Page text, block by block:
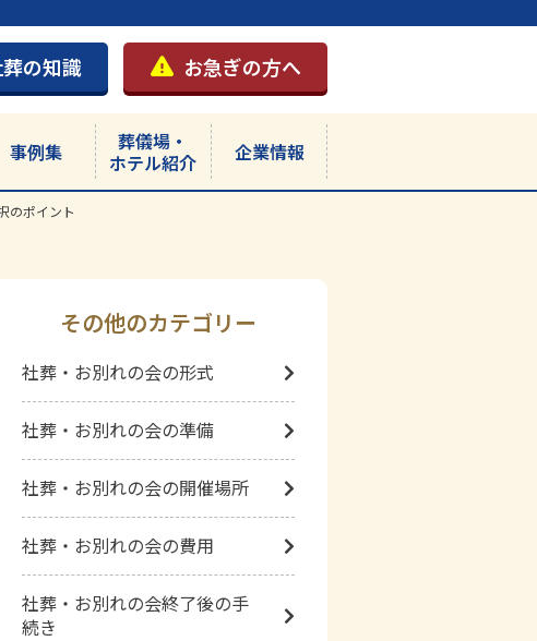
の知識 お急ぎの方へ
事例集
葬儀場・
ホテル紹介
企業情報
のポイント
その他のカテゴリー
社葬・お別れの会の形式
社葬・お別れの会の準備
社葬・お別れの会の開催場所
社葬・お別れの会の費用
社葬・お別れの会終了後の手
続き